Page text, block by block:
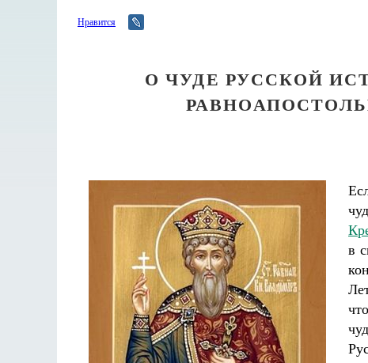
Нравится
О ЧУДЕ РУССКОЙ
в